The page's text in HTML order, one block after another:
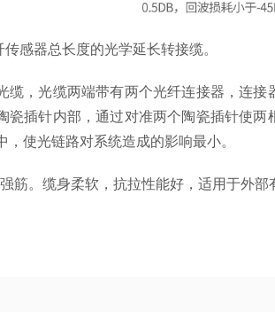
感器总长度的光学延长转接缆。
，光缆两端带有两个光纤连接器，连接
插针内部，通过对准两个陶瓷插针使两
使光链路对系统造成的影响最小。
筋。缆身柔软，抗拉性能好，适用于外部